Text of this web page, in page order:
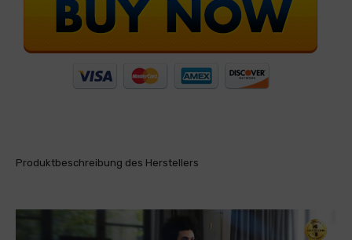
Produktbeschreibung des Herstellers